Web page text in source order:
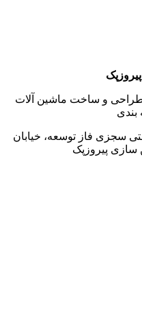
زمینه طراحی و ساخت ماشین آلات
بندی
سجزی فاز توسعه، خیابان